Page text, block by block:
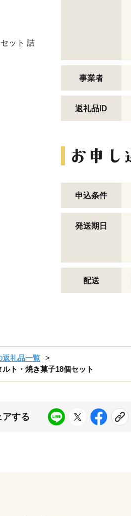
ット 詰
事業者
返礼品ID
申込条件
発送期日
配送
返礼品一覧
ト・焼き菓子18個セット
アする